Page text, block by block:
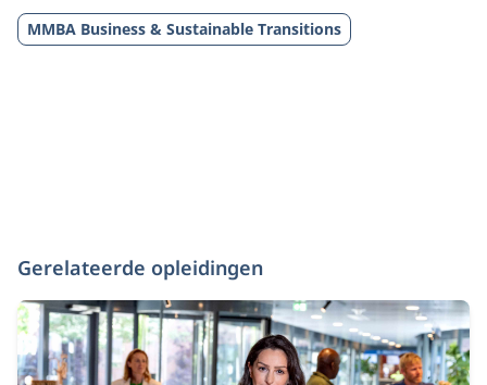
MMBA Business & Sustainable Transitions
Gerelateerde opleidingen